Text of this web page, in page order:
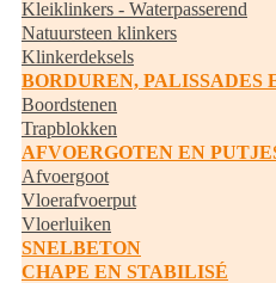
Kleiklinkers - Waterpasserend
Natuursteen klinkers
Klinkerdeksels
BORDUREN, PALISSADES
Boordstenen
Trapblokken
AFVOERGOTEN EN
Afvoergoot
Vloerafvoerput
Vloerluiken
SNELBETON
CHAPE EN STABILISÉ